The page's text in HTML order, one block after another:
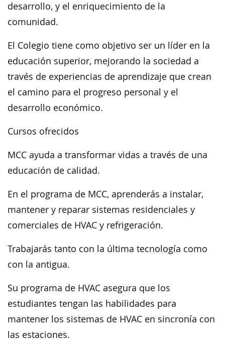
desarrollo, y el enriquecimiento de la
comunidad.
El Colegio tiene como objetivo ser un líder en la
educación superior, mejorando la sociedad a
través de experiencias de aprendizaje que crean
el camino para el progreso personal y el
desarrollo económico.
Cursos ofrecidos
MCC ayuda a transformar vidas a través de una
educación de calidad.
En el programa de MCC, aprenderás a instalar,
mantener y reparar sistemas residenciales y
comerciales de HVAC y refrigeración.
Trabajarás tanto con la última tecnología como
con la antigua.
Su programa de HVAC asegura que los
estudiantes tengan las habilidades para
mantener los sistemas de HVAC en sincronía con
las estaciones.